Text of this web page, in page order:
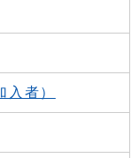
者）